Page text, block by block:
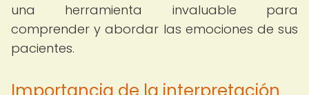
una herramienta invaluable para
comprender y abordar las emociones de sus
pacientes.